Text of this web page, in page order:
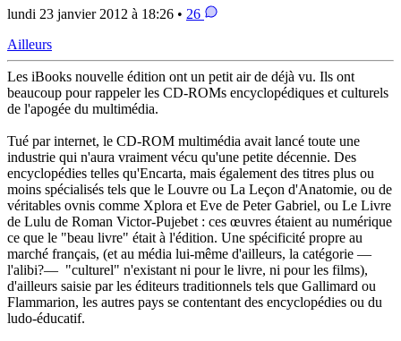
lundi 23 janvier 2012 à 18:26 • 26
Ailleurs
Les iBooks nouvelle édition ont un petit air de déjà vu. Ils ont
beaucoup pour rappeler les CD-ROMs encyclopédiques et culturels
de l'apogée du multimédia.
Tué par internet, le CD-ROM multimédia avait lancé toute une
industrie qui n'aura vraiment vécu qu'une petite décennie. Des
encyclopédies telles qu'Encarta, mais également des titres plus ou
moins spécialisés tels que le Louvre ou La Leçon d'Anatomie, ou de
véritables ovnis comme Xplora et Eve de Peter Gabriel, ou Le Livre
de Lulu de Roman Victor-Pujebet : ces œuvres étaient au numérique
ce que le "beau livre" était à l'édition. Une spécificité propre au
marché français, (et au média lui-même d'ailleurs, la catégorie —
l'alibi?— "culturel" n'existant ni pour le livre, ni pour les films),
d'ailleurs saisie par les éditeurs traditionnels tels que Gallimard ou
Flammarion, les autres pays se contentant des encyclopédies ou du
ludo-éducatif.